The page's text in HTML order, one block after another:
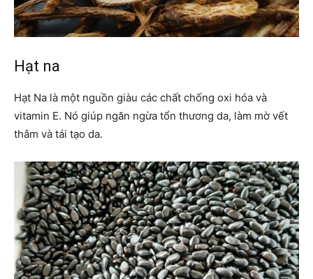
Hạt na
Hạt Na là một nguồn giàu các chất chống oxi hóa và
vitamin E. Nó giúp ngăn ngừa tổn thương da, làm mờ vết
thâm và tái tạo da.